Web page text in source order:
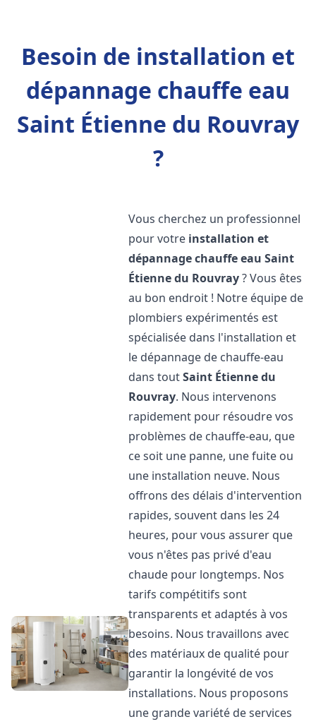
Besoin de installation et
dépannage chauffe eau
Saint Étienne du Rouvray
?
Vous cherchez un professionnel
pour votre installation et
dépannage chauffe eau Saint
Étienne du Rouvray? Vous êtes
au bon endroit ! Notre équipe de
plombiers expérimentés est
spécialisée dans l'installation et
le dépannage de chauffe-eau
dans toutSaint Étienne du
Rouvray. Nous intervenons
rapidement pour résoudre vos
problèmes de chauffe-eau, que
ce soit une panne, une fuite ou
une installation neuve. Nous
offrons des délais d'intervention
rapides, souvent dans les 24
heures, pour vous assurer que
vous n'êtes pas privé d'eau
chaude pour longtemps. Nos
tarifs compétitifs sont
transparents et adaptés à vos
besoins. Nous travaillons avec
des matériaux de qualité pour
garantir la longévité de vos
installations. Nous proposons
une grande variété de services